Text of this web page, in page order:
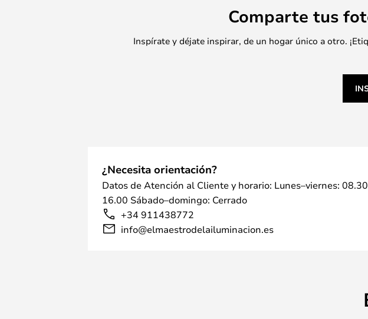
Comparte tus
Inspírate y déjate inspirar, de un hogar único a otro.
¿Necesita orientación?
Datos de Atención al Cliente y horario: Lunes–viernes:
16.00 Sábado–domingo: Cerrado
+34 911438772
info@elmaestrodelailuminacion.es